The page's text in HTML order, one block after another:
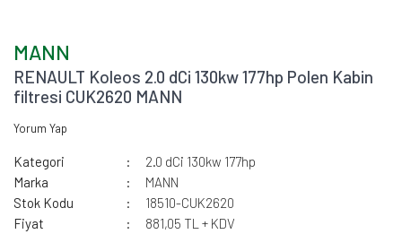
MANN
RENAULT Koleos 2.0 dCi 130kw 177hp Polen Kabin
filtresi CUK2620 MANN
Yorum Yap
Kategori
2.0 dCi 130kw 177hp
Marka
MANN
Stok Kodu
18510-CUK2620
Fiyat
881,05 TL + KDV